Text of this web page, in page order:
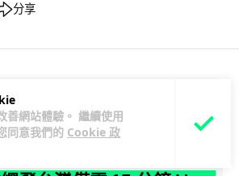
善網站體驗。 繼續使用
同意我們的 Cookie 政
分享